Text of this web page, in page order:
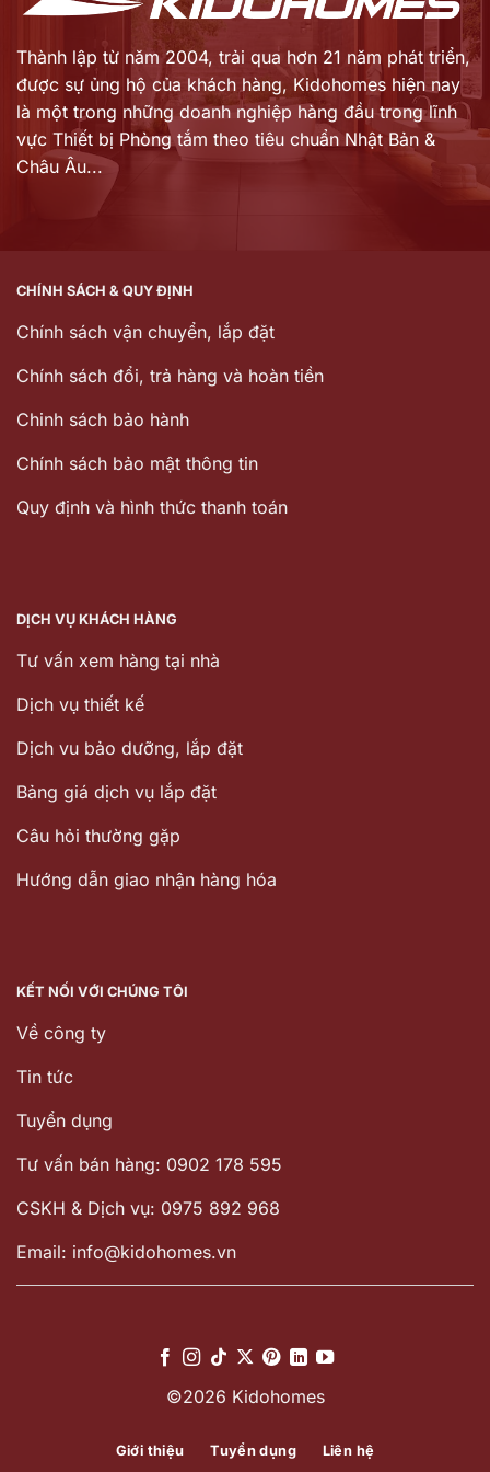
Thành lập từ năm 2004, trải qua hơn 21 năm phát triển,
được sự ủng hộ của khách hàng, Kidohomes hiện nay
là một trong những doanh nghiệp hàng đầu trong lĩnh
vực Thiết bị Phòng tắm theo tiêu chuẩn Nhật Bản &
Châu Âu...
CHÍNH SÁCH & QUY ĐỊNH
Chính sách vận chuyển, lắp đặt
Chính sách đổi, trả hàng và hoàn tiền
Chinh sách bảo hành
Chính sách bảo mật thông tin
Quy định và hình thức thanh toán
DỊCH VỤ KHÁCH HÀNG
Tư vấn xem hàng tại nhà
Dịch vụ thiết kế
Dịch vu bảo dưỡng, lắp đặt
Bảng giá dịch vụ lắp đặt
Câu hỏi thường gặp
Hướng dẫn giao nhận hàng hóa
KẾT NỐI VỚI CHÚNG TÔI
Về công ty
Tin tức
Tuyển dụng
Tư vấn bán hàng: 0902 178 595
CSKH & Dịch vụ: 0975 892 968
Email: info@kidohomes.vn
©2026 Kidohomes
Giới thiệu Tuyển dụng Liên hệ